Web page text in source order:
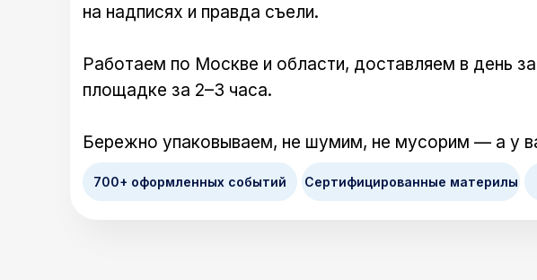
на надписях и правда съели.
Работаем по Москве и области, доставляем в день
площадке за 2–3 часа.
Бережно упаковываем, не шумим, не мусорим — а у
Сертифицированные материлы
700+ оформленных событий